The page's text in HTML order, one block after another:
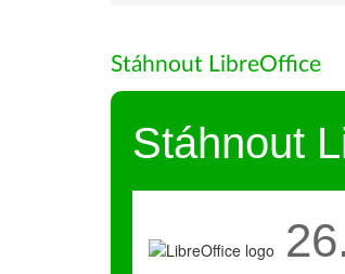
Stáhnout LibreOffice
Stáhnout